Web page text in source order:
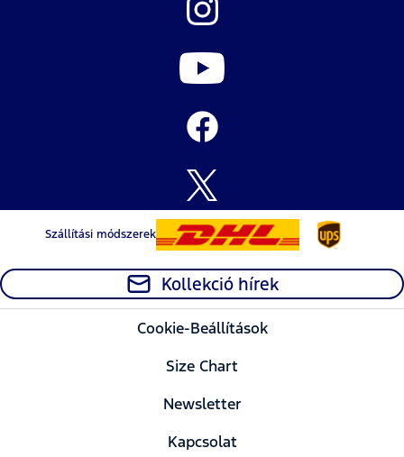
Szállítási módszerek
Kollekció hírek
Cookie-Beállítások
Size Chart
Newsletter
Kapcsolat